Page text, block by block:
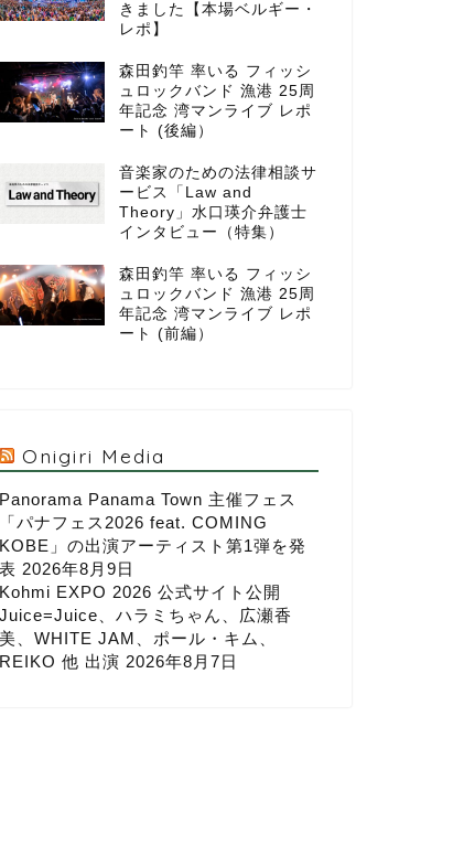
きました【本場ベルギー・
レポ】
森田釣竿 率いる フィッシ
ュロックバンド 漁港 25周
年記念 湾マンライブ レポ
ート (後編）
音楽家のための法律相談サ
ービス「Law and
Theory」水口瑛介弁護士
インタビュー（特集）
森田釣竿 率いる フィッシ
ュロックバンド 漁港 25周
年記念 湾マンライブ レポ
ート (前編）
Onigiri Media
Panorama Panama Town 主催フェス
「パナフェス2026 feat. COMING
KOBE」の出演アーティスト第1弾を発
表 2026年8月9日
Kohmi EXPO 2026 公式サイト公開
Juice=Juice、ハラミちゃん、広瀬香
美、WHITE JAM、ポール・キム、
REIKO 他 出演 2026年8月7日